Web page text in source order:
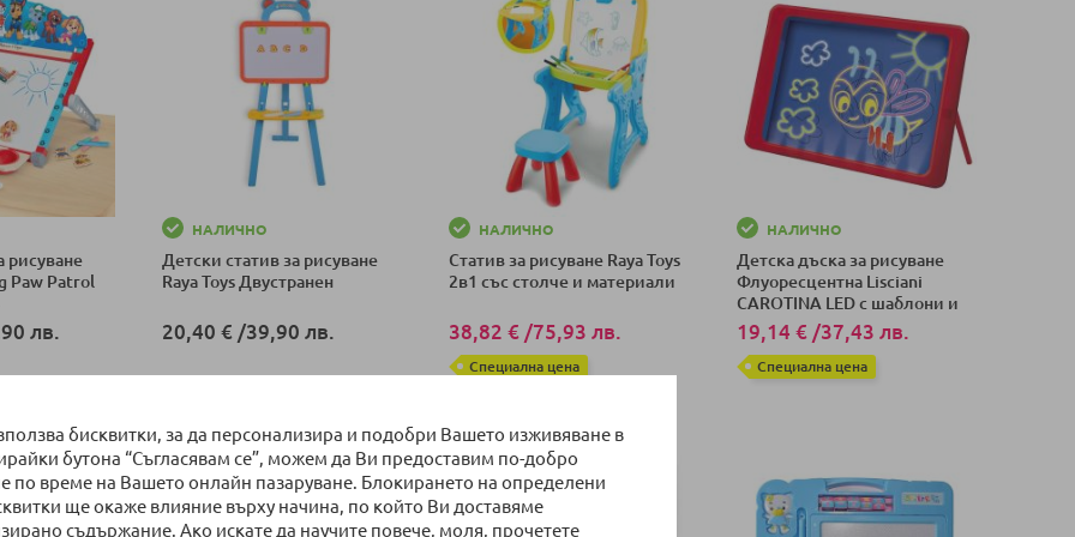
бисквитки, за да персонализира и подобри Вашето изживяване в
бутона “Съгласявам се”, можем да Ви предоставим по-добро
по време на Вашето онлайн пазаруване. Блокирането на определени
ще окаже влияние върху начина, по който Ви доставяме
съдържание. Ако искате да научите повече, моля, прочетете
рисуване
Paw Patrol
лв.
НАЛИЧНО
Детски статив за рисуване
Raya Toys Двустранен
20,40 € /39,90 лв.
Добави в количка
НАЛИЧНО
Статив за рисуване Raya Toys
2в1 със столче и материали
38,82 € /75,93 лв.
Специална цена
НАЛИЧНО
Детска дъска за рисуване
Флуоресцентна Lisciani
CAROTINA LED с шаблони и
маркери 86740
19,14 € /37,43 лв.
Специална цена